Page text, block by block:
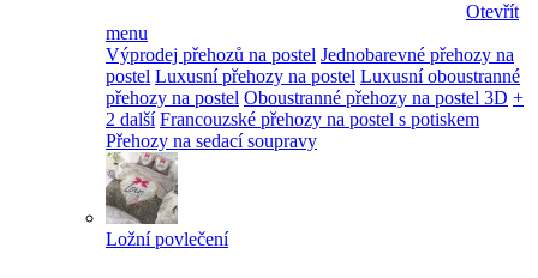
Otevřít
menu
Výprodej přehozů na postel Jednobarevné přehozy na
postel Luxusní přehozy na postel Luxusní oboustranné
přehozy na postel Oboustranné přehozy na postel 3D +
2 další Francouzské přehozy na postel s potiskem
Přehozy na sedací soupravy
Ložní povlečení